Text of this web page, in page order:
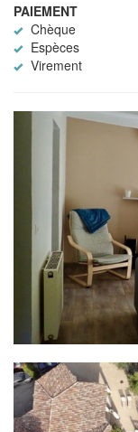
PAIEMENT
Chèque
Espèces
Virement